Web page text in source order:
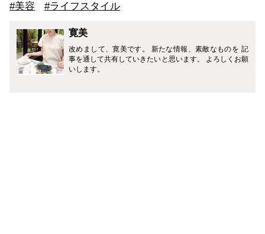
#美容 #ライフスタイル
寛美
改めまして、寛美です。 新たな情報、素敵なものを 記
事を通して共有していきたいと思います。 よろしくお願
いします。